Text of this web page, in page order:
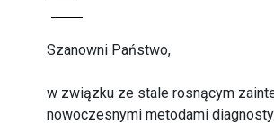
Szanowni Państwo,
w związku ze stale rosnącym
nowoczesnymi metodami